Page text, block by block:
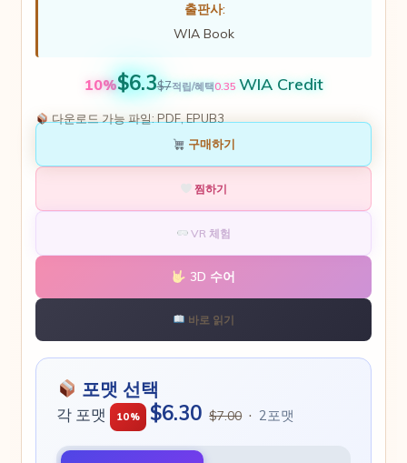
출판사:
WIA Book
10%$6.3$7적립/혜택0.35 WIA Credit
다운로드 가능 파일:PDF, EPUB3
구매하기
찜하기
VR 체험
3D 수어
바로 읽기
포맷 선택
각 포맷 10% $6.30 $7.00 · 2포맷